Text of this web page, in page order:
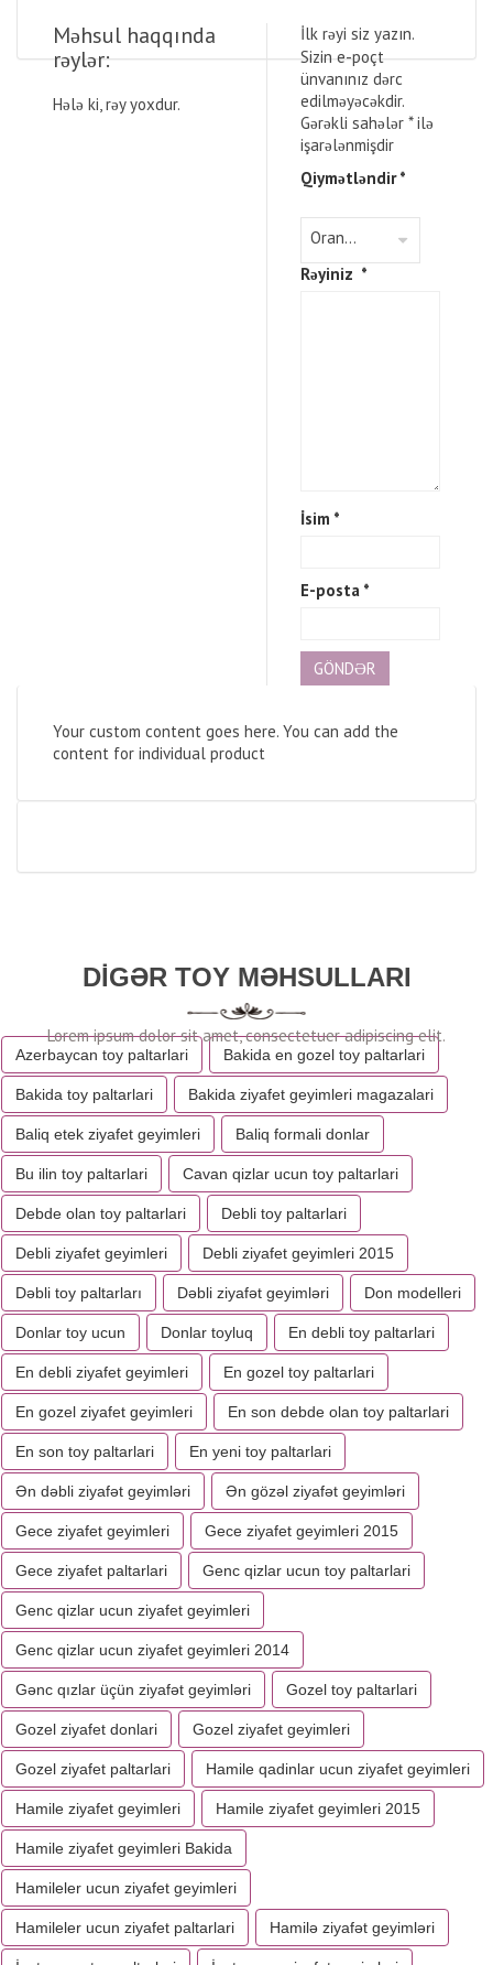
Məhsul haqqında
rəylər:
Hələ ki, rəy yoxdur.
İlk rəyi siz yazın.
Sizin e-poçt
ünvanınız dərc
edilməyəcəkdir.
Gərəkli sahələr *ilə
işarələnmişdir
Qiymətləndir*
Rəyiniz *
İsim *
E-posta *
Your custom content goes here. You can add the
content for individual product
DIGƏR TOY MƏHSULLARI
Azerbaycan toy paltarlari Bakida en gozel toy paltarlari
Bakida toy paltarlari Bakida ziyafet geyimleri magazalari
Baliq etek ziyafet geyimleri Baliq formali donlar
Bu ilin toy paltarlari Cavan qizlar ucun toy paltarlari
Debde olan toy paltarlari Debli toy paltarlari
Debli ziyafet geyimleri Debli ziyafet geyimleri 2015
Dəbli toy paltarları Dəbli ziyafət geyimləri Don modelleri
Donlar toy ucun Donlar toyluq En debli toy paltarlari
En debli ziyafet geyimleri En gozel toy paltarlari
En gozel ziyafet geyimleri En son debde olan toy paltarlari
En son toy paltarlari En yeni toy paltarlari
Ən dəbli ziyafət geyimləri Ən gözəl ziyafət geyimləri
Gece ziyafet geyimleri Gece ziyafet geyimleri 2015
Gece ziyafet paltarlari Genc qizlar ucun toy paltarlari
Genc qizlar ucun ziyafet geyimleri
Genc qizlar ucun ziyafet geyimleri 2014
Gənc qızlar üçün ziyafət geyimləri Gozel toy paltarlari
Gozel ziyafet donlari Gozel ziyafet geyimleri
Gozel ziyafet paltarlari Hamile qadinlar ucun ziyafet geyimleri
Hamile ziyafet geyimleri Hamile ziyafet geyimleri 2015
Hamile ziyafet geyimleri Bakida
Hamileler ucun ziyafet geyimleri
Hamileler ucun ziyafet paltarlari Hamilə ziyafət geyimləri